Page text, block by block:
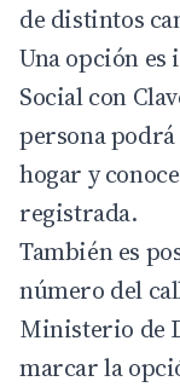
de distintos
Una opción es
Socialcon
persona
hogar y
registrada.
También es
número del
Ministerio de
marcar la